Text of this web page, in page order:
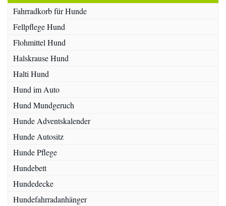
Fahrradkorb für Hunde
Fellpflege Hund
Flohmittel Hund
Halskrause Hund
Halti Hund
Hund im Auto
Hund Mundgeruch
Hunde Adventskalender
Hunde Autositz
Hunde Pflege
Hundebett
Hundedecke
Hundefahrradanhänger